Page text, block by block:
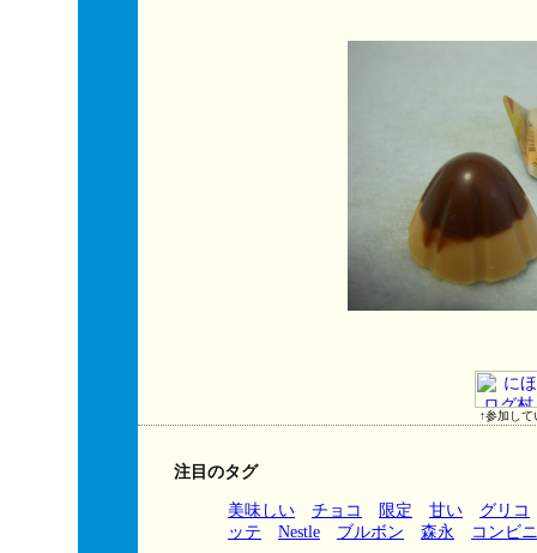
↑参加して
注目のタグ
美味しい チョコ 限定 甘い
グリコ
ッテ
Nestle ブルボン 森永 コンビニ